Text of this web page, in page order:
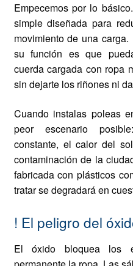
Empecemos por lo
simple diseñada para
movimiento de una
su función es que
cuerda cargada con
sin dejarte los riñones ni
Cuando instalas poleas
peor escenario
constante, el calor del
contaminación de la
fabricada con plásticos
tratar se degradará en
! El peligro del
El óxido bloquea los